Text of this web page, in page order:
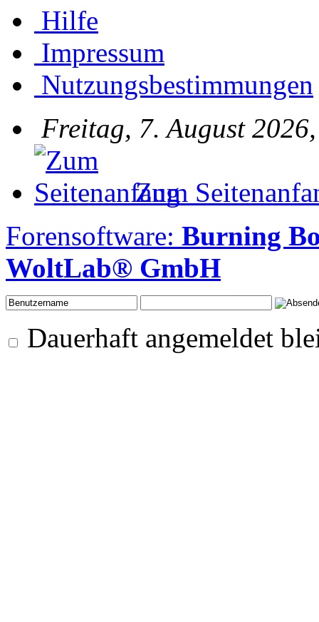
Hilfe
Impressum
Nutzungsbestimmungen
Freitag, 7. August
Zum
Forensoftware: Burning
WoltLab® GmbH
Dauerhaft angemeldet